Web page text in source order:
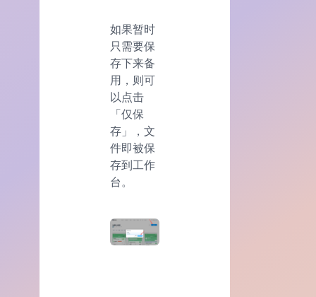
如果暂时
只需要保
存下来备
用，则可
以点击
「仅保
存」，文
件即被保
存到工作
台。